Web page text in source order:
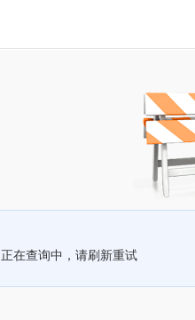
正在查询中，请刷新重试